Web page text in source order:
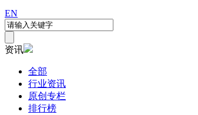
EN
资讯
全部
行业资讯
原创专栏
排行榜